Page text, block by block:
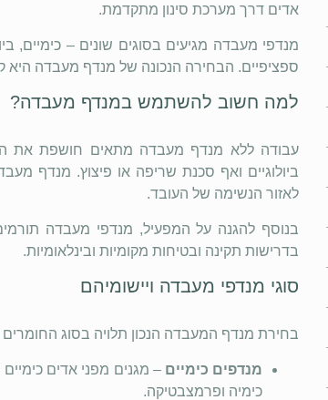
אדים דרך מערכת סינון מתקדמת.
מנדפי מעבדה מגיעים בסוגים שונים – כימיים,
ספציפיים. הבחירה הנכונה של מנדף מעבדה היא
למה חשוב להשתמש במנדף מעבדה?
עבודה ללא מנדף מעבדה מתאים חושפת את
ביולוגיים ואף סכנת שריפה או פיצוץ. מנדף
לאזור הנשימה של העובד.
בנוסף להגנה על המפעיל, מנדפי מעבדה
בדרישות תקינה ובטיחות מקומיות ובינלאומיות.
סוגי מנדפי מעבדה ויישומיהם
בחירת מנדף המעבדה הנכון תלויה בסוג החומרים
מנדפים כימיים – מגנים מפני אדים
כימיה ופרמצבטיקה.